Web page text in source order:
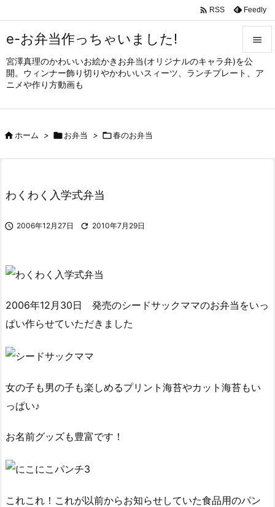
e-お弁当作っちゃいました!
宮澤真理のかわいいお絵かきお弁当(オリジナルのキャラ弁)を公
開。ウィンナー飾り切りやかわいいスィーツ、ランチプレート、ア
ニメや作り方動画も


メニュ
サイド

 RSS Feedly
ホーム > お弁当 > 春のお弁当
わくわく入学式弁当
 2006年12月27日  2010年7月29日
2006年12月30日 発売のシードサックママのお弁当をいっ
ぱい作らせていただきました
女の子も男の子も楽しめるプリント海苔やカット海苔もい
っぱい♪
お名前グッズも豊富です！
これこれ！これが以前からお知らせしていた食品用のパン